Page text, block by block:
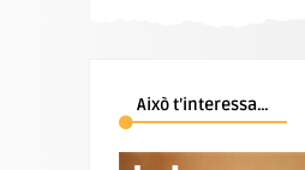
Això t’interessa…